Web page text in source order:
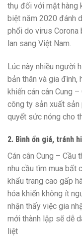
thụ đối với mặt hàng
biệt năm 2020 đánh
phổi do virus Corona
lan sang Việt Nam.
Lúc này nhiều người
bản thân và gia đình,
khiến cán cân Cung
công ty sản xuất sản
quyết sức nóng cho
2. Bình ổn giá, tránh
Cán cân Cung – Cầu
nhu cầu tìm mua bất
khẩu trang cao gấp
hóa khiến không ít
nhận thấy việc gia
mới thành lập sẽ dễ
liệt